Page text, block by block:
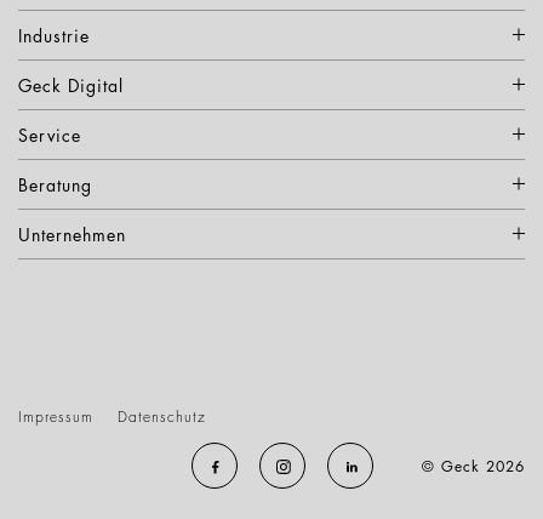
Industrie
Geck Digital
Service
Beratung
Unternehmen
Impressum Datenschutz
© Geck 2026